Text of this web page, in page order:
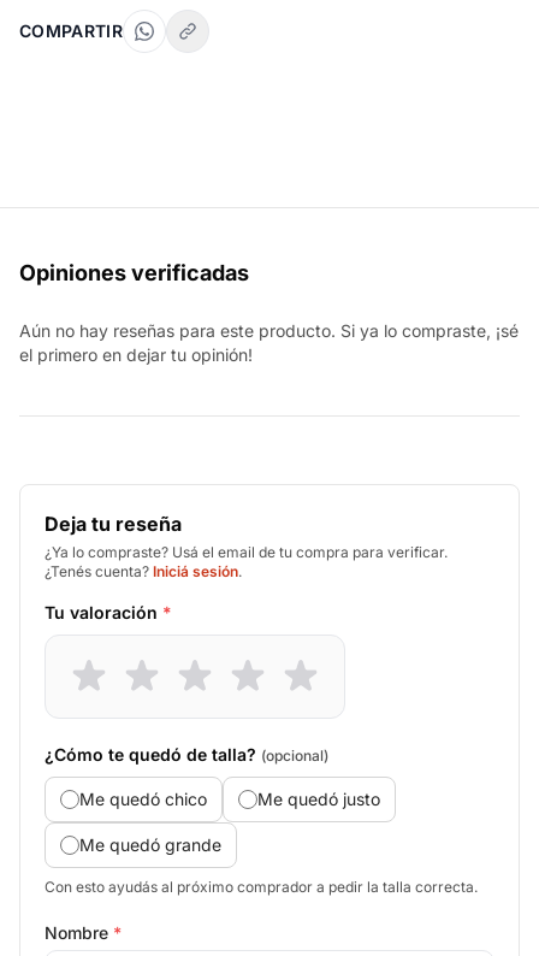
COMPARTIR
Opiniones verificadas
Aún no hay reseñas para este producto. Si ya lo compraste, ¡sé
el primero en dejar tu opinión!
Deja tu reseña
¿Ya lo compraste? Usá el email de tu compra para verificar.
¿Tenés cuenta? Iniciá sesión.
Tu valoración *
¿Cómo te quedó de talla? (opcional)
Me quedó chico Me quedó justo
Me quedó grande
Con esto ayudás al próximo comprador a pedir la talla correcta.
Nombre *